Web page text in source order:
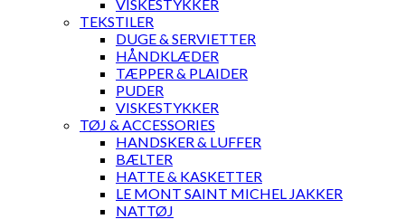
VISKESTYKKER
TEKSTILER
DUGE & SERVIETTER
HÅNDKLÆDER
TÆPPER & PLAIDER
PUDER
VISKESTYKKER
TØJ & ACCESSORIES
HANDSKER & LUFFER
BÆLTER
HATTE & KASKETTER
LE MONT SAINT MICHEL JAKKER
NATTØJ